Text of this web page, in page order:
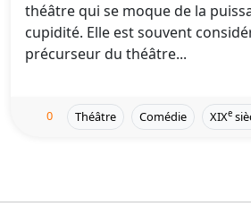
théâtre qui se moque de la
cupidité. Elle est souvent
précurseur du théâtre...
0 Théâtre Comédie XIXe